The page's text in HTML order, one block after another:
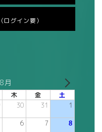
（ログイン要）
月
木 金 土
30 31 1
6 7 8